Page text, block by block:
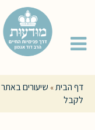
דף הבית» שיעורים באתר
לקבל